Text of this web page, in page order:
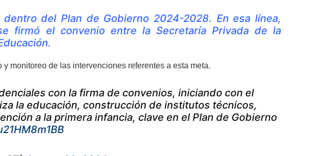
del Plan de Gobierno 2024-2028. En esa línea,
firmó el convenio entre la Secretaría Privada de la
monitoreo de las intervenciones referentes a esta meta.
con la firma de convenios, iniciando con el
la educación, construcción de institutos técnicos,
a la primera infancia, clave en el Plan de Gobierno